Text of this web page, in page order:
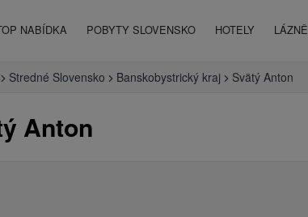
NABÍDKA POBYTY SLOVENSKO HOTELY LÁZNĚ
Stredné Slovensko Banskobystrický kraj Svätý Anton
Anton